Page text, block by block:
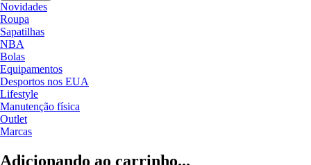
Novidades
Roupa
Sapatilhas
NBA
Bolas
Equipamentos
Desportos nos EUA
Lifestyle
Manutenção física
Outlet
Marcas
Adicionando ao carrinho...